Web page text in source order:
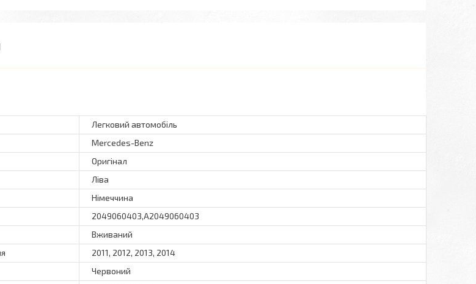
Легковий автомобіль
Mercedes-Benz
Оригінал
Ліва
Німеччина
2049060403,A2049060403
Вживаний
2011, 2012, 2013, 2014
Червоний